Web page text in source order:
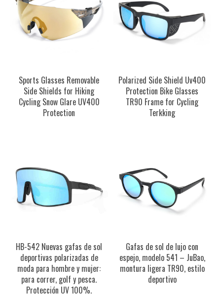
Sports Glasses Removable
Side Shields for Hiking
Cycling Snow Glare UV400
Protection
Polarized Side Shield Uv400
Protection Bike Glasses
TR90 Frame for Cycling
Terkking
HB-542 Nuevas gafas de sol
deportivas polarizadas de
moda para hombre y mujer:
para correr, golf y pesca.
Protección UV 100%.
Gafas de sol de lujo con
espejo, modelo 541 – JuBao,
montura ligera TR90, estilo
deportivo